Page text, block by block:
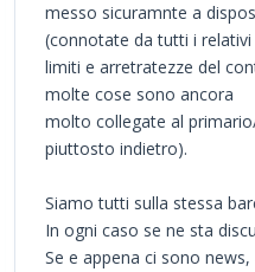
messo sicuramnte a
(connotate da tutti i relativi
limiti e arretratezze del
molte cose sono ancora
molto collegate al
piuttosto indietro).
Siamo tutti sulla stessa
In ogni caso se ne sta
Se e appena ci sono